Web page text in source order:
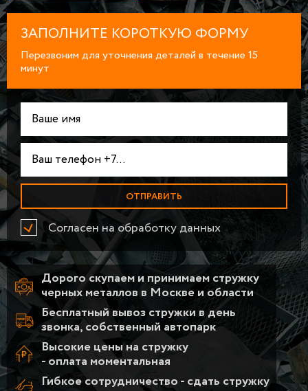
Дорого скупаем и принимаем стружку
черных металлов в Москве и области
Бесплатный вывоз стружки в день
звонка, собственный автопарк
Высокие цены на стружку
- оплата моментальная
Гибкое сотрудничество - сдать стружку
ЗАПОЛНИТЕ КОРОТКУЮ ФОРМУ
Перезвоним для уточнения деталей в течение 15
минут
Согласен на обработку данных